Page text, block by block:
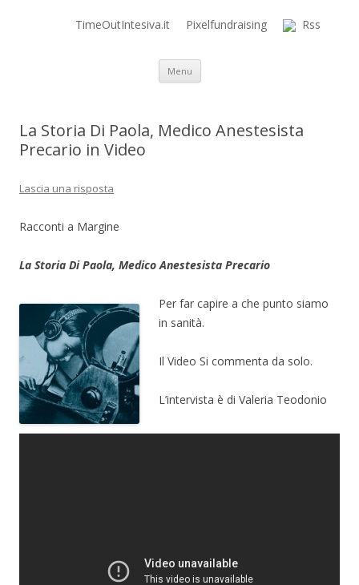
Time Out Intensiva Blog
il tempo e la memoria in terapia intensiva
TimeOutIntesiva.it Pixelfundraising Rss
Menu Vai al contenuto
La Storia Di Paola, Medico Anestesista
Precario in Video
Lascia una risposta
Racconti a Margine
La Storia Di Paola, Medico Anestesista Precario
Per far capire a che punto siamo
in sanità.
Il Video Si commenta da solo.
L’intervista è di Valeria Teodonio